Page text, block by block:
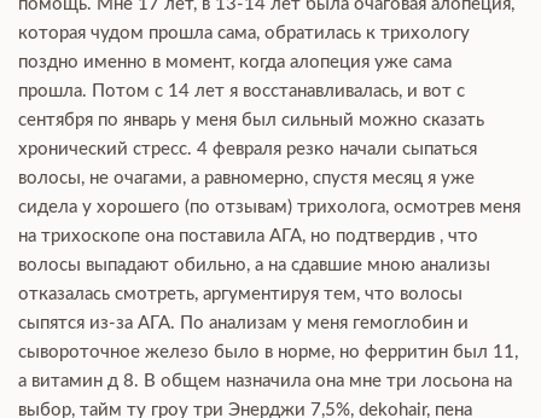
помощь. Мне 17 лет, в 13-14 лет была очаговая алопеция,
которая чудом прошла сама, обратилась к трихологу
поздно именно в момент, когда алопеция уже сама
прошла. Потом с 14 лет я восстанавливалась, и вот с
сентября по январь у меня был сильный можно сказать
хронический стресс. 4 февраля резко начали сыпаться
волосы, не очагами, а равномерно, спустя месяц я уже
сидела у хорошего (по отзывам) трихолога, осмотрев меня
на трихоскопе она поставила АГА, но подтвердив , что
волосы выпадают обильно, а на сдавшие мною анализы
отказалась смотреть, аргументируя тем, что волосы
сыпятся из-за АГА. По анализам у меня гемоглобин и
сывороточное железо было в норме, но ферритин был 11,
а витамин д 8. В общем назначила она мне три лосьона на
выбор, тайм ту гроу три Энерджи 7,5%, dekohair, пена